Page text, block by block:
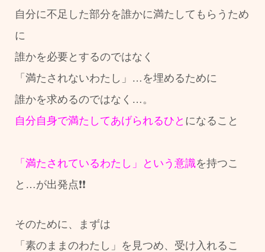
自分に不足した部分を誰かに満たしてもらうため
に
誰かを必要とするのではなく
「満たされないわたし」…を埋めるために
誰かを求めるのではなく…。
自分自身で満たしてあげられるひと になること
「満たされているわたし」という意識を持つこ
と…が出発点❗❗
そのために、まずは
「素のままのわたし」を見つめ、受け入れるこ